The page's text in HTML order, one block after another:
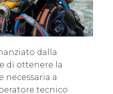
dalla
di ottenere la
necessaria a
tecnico